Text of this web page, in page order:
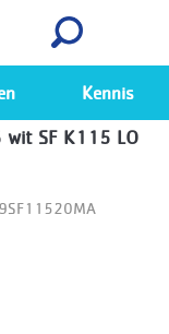
Bekijk
Kennis
SF K115 LO